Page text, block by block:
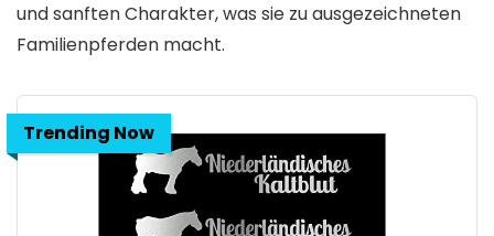
und sanften Charakter, was sie zu ausgezeichneten
Familienpferden macht.
Trending Now